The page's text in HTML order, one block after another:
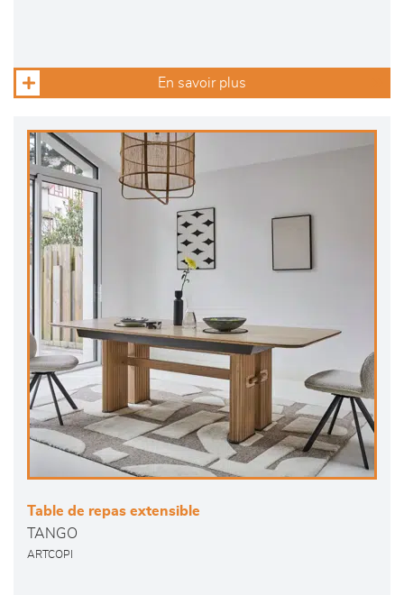
En savoir plus
Table de repas extensible
TANGO
ARTCOPI